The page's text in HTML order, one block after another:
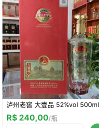
泸州老窖 大壹品 52%vol 500ml
R$ 240,00/瓶